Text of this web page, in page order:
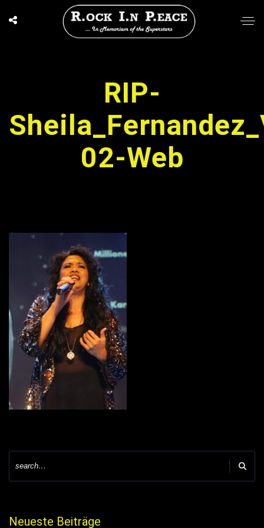
RIP-
02-Web
Neueste Beiträge